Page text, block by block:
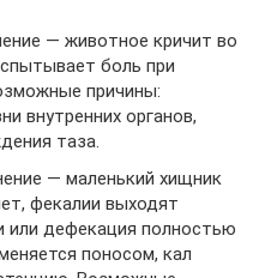
— животное кричит во
боль при
причины:
внутренних органов,
таза.
— маленький хищник
фекалии выходят
или дефекация полностью
поносом, кал